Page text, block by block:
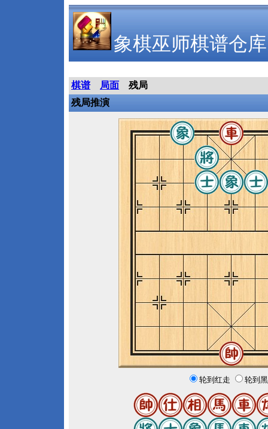
象棋巫师棋谱仓库
棋谱 局面
残局
残局推演
轮到红走 轮到